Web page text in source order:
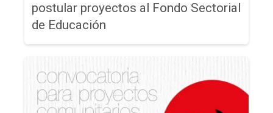
postular proyectos al Fondo Sectorial
de Educación